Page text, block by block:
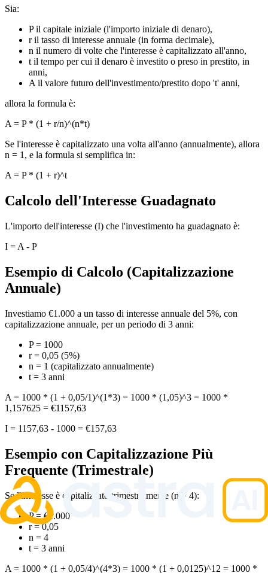
Sia:
P il capitale iniziale (l'importo iniziale di denaro),
r il tasso di interesse annuale (in forma decimale),
n il numero di volte che l'interesse è capitalizzato all'anno,
t il tempo per cui il denaro è investito o preso in prestito, in
anni,
A il valore futuro dell'investimento/prestito dopo 't' anni,
allora la formula è:
A = P * (1 + r/n)^(n*t)
Se l'interesse è capitalizzato una volta all'anno (annualmente), allora
n = 1, e la formula si semplifica in:
A = P * (1 + r)^t
Calcolo dell'Interesse Guadagnato
L'importo dell'interesse (I) che l'investimento ha guadagnato è:
I = A - P
Esempio di Calcolo (Capitalizzazione
Annuale)
Investiamo €1.000 a un tasso di interesse annuale del 5%, con
capitalizzazione annuale, per un periodo di 3 anni:
P = 1000
r = 0,05 (5%)
n = 1 (capitalizzato annualmente)
t = 3 anni
A = 1000 * (1 + 0,05/1)^(1*3) = 1000 * (1,05)^3 = 1000 *
1,157625 = €1157,63
I = 1157,63 - 1000 = €157,63
Esempio con Capitalizzazione Più
Frequente (Trimestrale)
Se l'interesse è capitalizzato trimestralmente (n = 4):
P = €1.000
r = 0,05
n = 4
t = 3 anni
A = 1000 * (1 + 0,05/4)^(4*3) = 1000 * (1 + 0,0125)^12 = 1000 *